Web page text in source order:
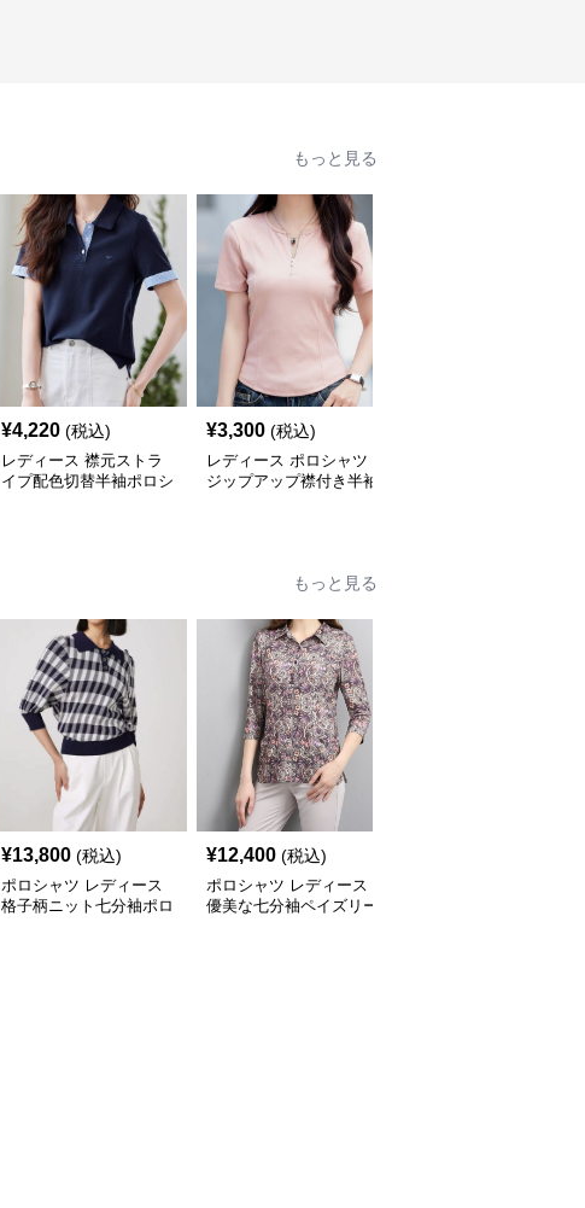
もっと見る
¥4,220 (税込)
レディース 襟元ストラ
イプ配色切替半袖ポロシ
¥3,300 (税込)
レディース ポロシャツ
ジップアップ襟付き半袖
もっと見る
¥13,800 (税込)
ポロシャツ レディース
格子柄ニット七分袖ポロ
¥12,400 (税込)
ポロシャツ レディース
優美な七分袖ペイズリー